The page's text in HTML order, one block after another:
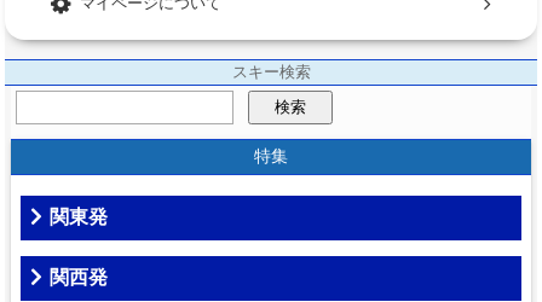
スキー検索
検索
特集
関東発
関西発